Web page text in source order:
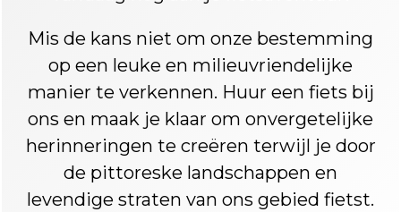
Mis de kans niet om onze bestemming
op een leuke en milieuvriendelijke
manier te verkennen. Huur een fiets bij
ons en maak je klaar om onvergetelijke
herinneringen te creëren terwijl je door
de pittoreske landschappen en
levendige straten van ons gebied fietst.